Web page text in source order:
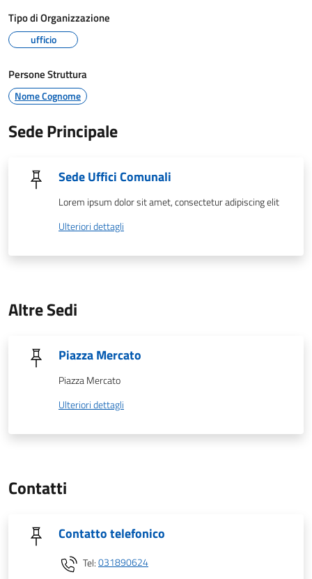
Tipo di Organizzazione
ufficio
Persone Struttura
Nome Cognome
Sede Principale
Sede Uffici Comunali
Lorem ipsum dolor sit amet, consectetur adipiscing elit
Ulteriori dettagli
Altre Sedi
Piazza Mercato
Piazza Mercato
Ulteriori dettagli
Contatti
Contatto telefonico
Tel:031890624